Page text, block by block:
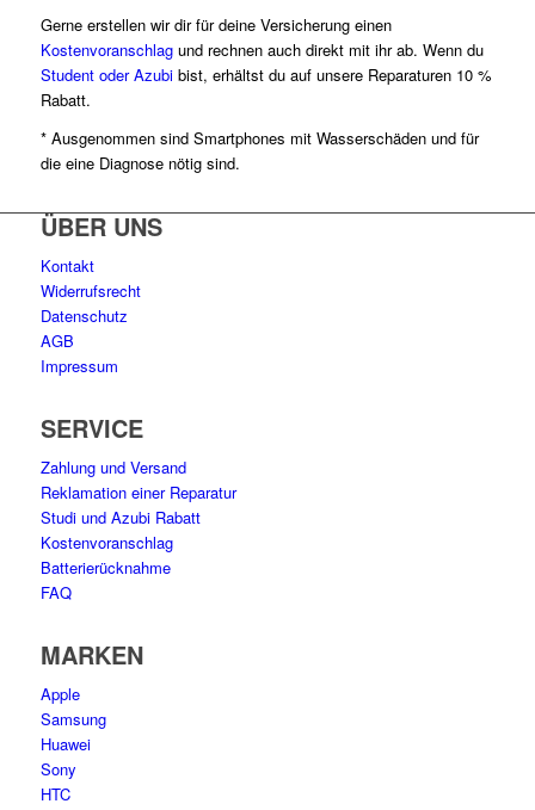
Gerne erstellen wir dir für deine Versicherung einen
Kostenvoranschlagund rechnen auch direkt mit ihr ab. Wenn du
Student oder Azubibist, erhältst du auf unsere Reparaturen 10 %
Rabatt.
* Ausgenommen sind Smartphones mit Wasserschäden und für
die eine Diagnose nötig sind.
ÜBER UNS
Kontakt
Widerrufsrecht
Datenschutz
AGB
Impressum
SERVICE
Zahlung und Versand
Reklamation einer Reparatur
Studi und Azubi Rabatt
Kostenvoranschlag
Batterierücknahme
FAQ
MARKEN
Apple
Samsung
Huawei
Sony
HTC